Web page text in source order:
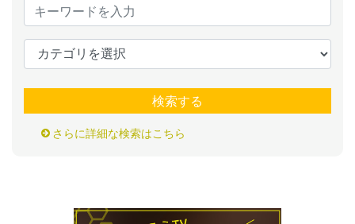
検索する
さらに詳細な検索はこちら